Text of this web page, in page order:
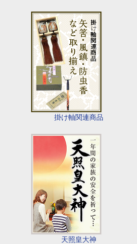
掛け軸関連商品
天照皇大神